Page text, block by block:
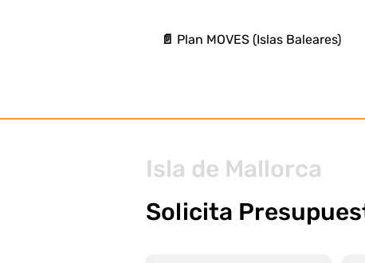
📄 Plan MOVES (Islas Baleares)
Isla de Mallorca
Solicita